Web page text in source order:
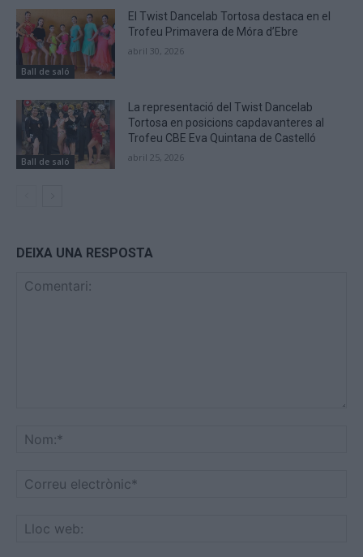
Ball de saló
El Twist Dancelab Tortosa destaca en el
Trofeu Primavera de Móra d’Ebre
abril 30, 2026
Ball de saló
La representació del Twist Dancelab
Tortosa en posicions capdavanteres al
Trofeu CBE Eva Quintana de Castelló
abril 25, 2026
DEIXA UNA RESPOSTA